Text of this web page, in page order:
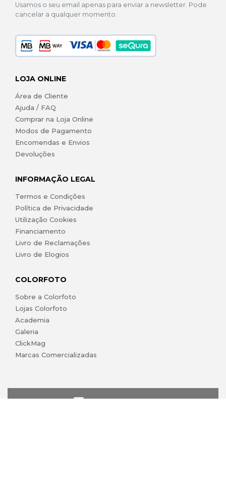
Usamos o seu email apenas para enviar a newsletter. Pode
cancelar a qualquer momento.
LOJA ONLINE
Área de Cliente
Ajuda / FAQ
Comprar na Loja Online
Modos de Pagamento
Encomendas e Envios
Devoluções
INFORMAÇÃO LEGAL
Termos e Condições
Política de Privacidade
Utilização Cookies
Financiamento
Livro de Reclamações
Livro de Elogios
COLORFOTO
Sobre a Colorfoto
Lojas Colorfoto
Academia
Galeria
ClickMag
Marcas Comercializadas
lojaonline@colorfoto.pt